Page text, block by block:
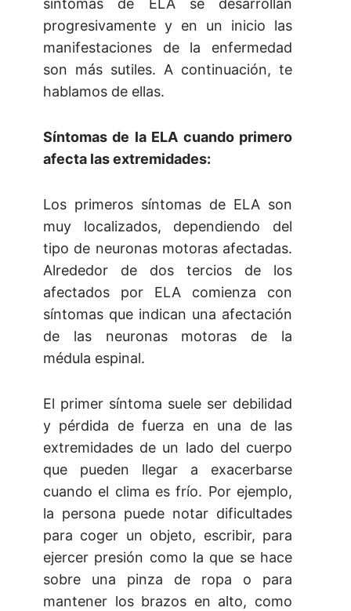
síntomas de ELA se desarrollan
progresivamente y en un inicio las
manifestaciones de la enfermedad
son más sutiles. A continuación, te
hablamos de ellas.
Síntomas de la ELA cuando primero
afecta las extremidades:
Los primeros síntomas de ELA son
muy localizados, dependiendo del
tipo de neuronas motoras afectadas.
Alrededor de dos tercios de los
afectados por ELA comienza con
síntomas que indican una afectación
de las neuronas motoras de la
médula espinal.
El primer síntoma suele ser debilidad
y pérdida de fuerza en una de las
extremidades de un lado del cuerpo
que pueden llegar a exacerbarse
cuando el clima es frío. Por ejemplo,
la persona puede notar dificultades
para coger un objeto, escribir, para
ejercer presión como la que se hace
sobre una pinza de ropa o para
mantener los brazos en alto, como